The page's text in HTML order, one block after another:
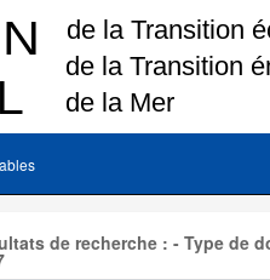
de recherche : - Type de